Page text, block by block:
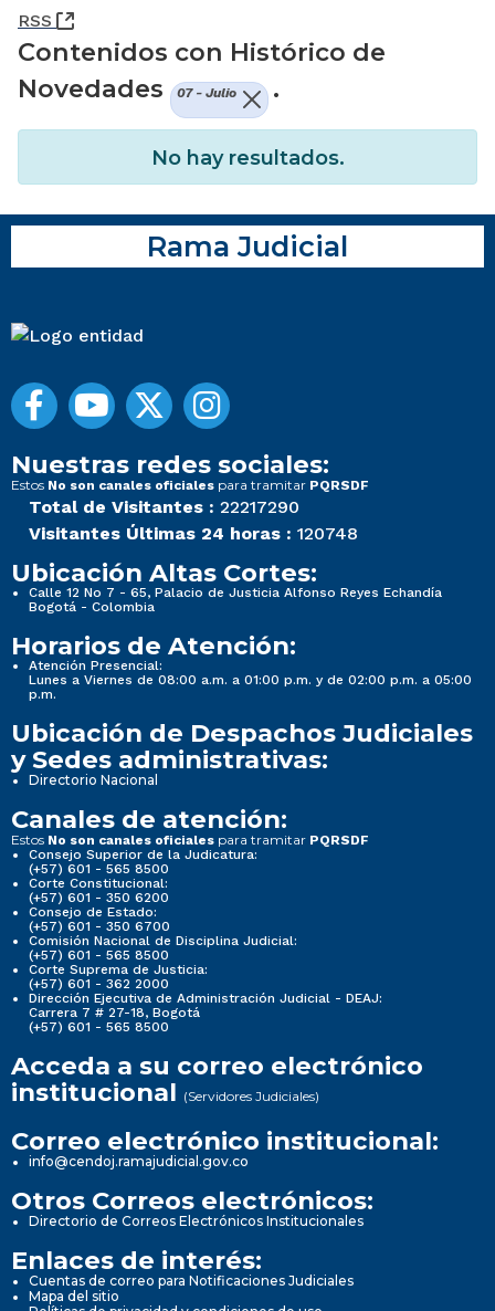
RSS (Abre una nueva ventana)
Contenidos con Histórico de
Novedades
07 - Julio .
No hay resultados.
Rama Judicial
Nuestras redes sociales:
Estos No son canales oficiales para tramitar PQRSDF
Total de Visitantes : 22217290
Visitantes Últimas 24 horas : 120748
Ubicación Altas Cortes:
Calle 12 No 7 - 65, Palacio de Justicia Alfonso Reyes Echandía
Bogotá - Colombia
Horarios de Atención:
Atención Presencial:
Lunes a Viernes de 08:00 a.m. a 01:00 p.m. y de 02:00 p.m. a 05:00
p.m.
Ubicación de Despachos Judiciales
y Sedes administrativas:
Directorio Nacional
Canales de atención:
Estos No son canales oficiales para tramitar PQRSDF
Consejo Superior de la Judicatura:
(+57) 601 - 565 8500
Corte Constitucional:
(+57) 601 - 350 6200
Consejo de Estado:
(+57) 601 - 350 6700
Comisión Nacional de Disciplina Judicial:
(+57) 601 - 565 8500
Corte Suprema de Justicia:
(+57) 601 - 362 2000
Dirección Ejecutiva de Administración Judicial - DEAJ:
Carrera 7 # 27-18, Bogotá
(+57) 601 - 565 8500
Acceda a su correo electrónico
institucional (Servidores Judiciales)
Correo electrónico institucional:
info@cendoj.ramajudicial.gov.co
Otros Correos electrónicos:
Directorio de Correos Electrónicos Institucionales
Enlaces de interés:
Cuentas de correo para Notificaciones Judiciales
Mapa del sitio